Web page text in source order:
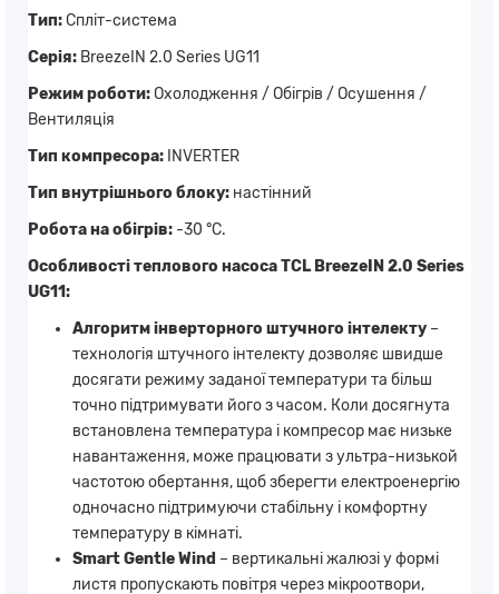
Тип:Спліт-система
Серія: BreezeIN 2.0 Series UG11
Режим роботи:Охолодження / Обігрів / Осушення /
Вентиляція
Тип компресора: INVERTER
Тип внутрішнього блоку: настінний
Робота на обігрів: -30 °С.
Особливості теплового насоса TCL BreezeIN 2.0 Series
UG11:
Алгоритм інверторного штучного інтелекту –
технологія штучного інтелекту дозволяє швидше
досягати режиму заданої температури та більш
точно підтримувати його з часом. Коли досягнута
встановлена ​​температура і компресор має низьке
навантаження, може працювати з ультра-низькой
частотою обертання, щоб зберегти електроенергію
одночасно підтримуючи стабільну і комфортну
температуру в кімнаті.
Smart Gentle Wind – вертикальні жалюзі у формі
листя пропускають повітря через мікроотвори,